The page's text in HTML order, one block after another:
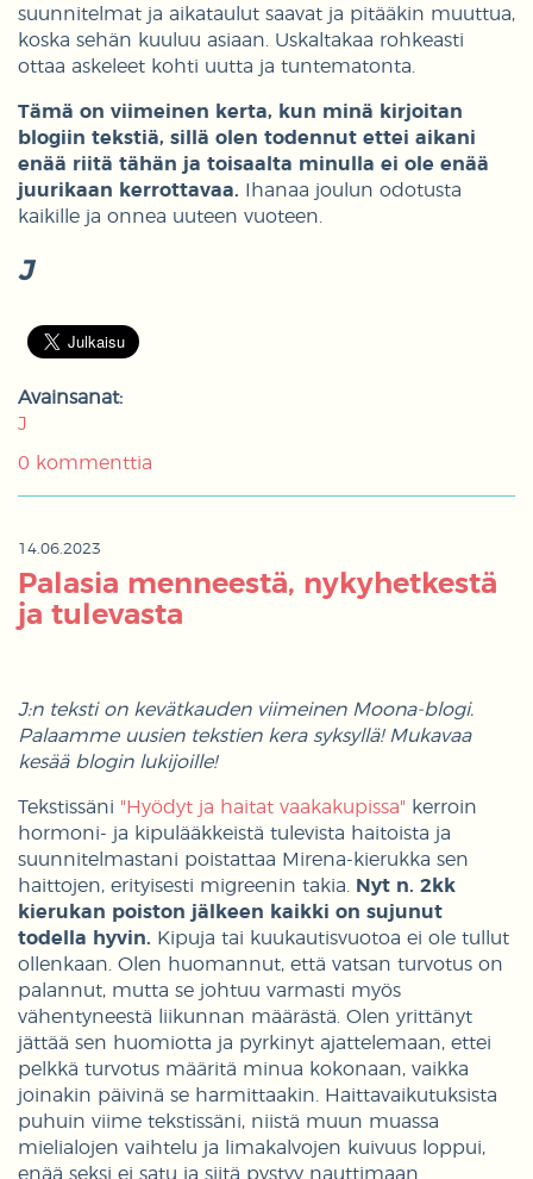
suunnitelmat ja aikataulut saavat ja pitääkin muuttua,
koska sehän kuuluu asiaan. Uskaltakaa rohkeasti
ottaa askeleet kohti uutta ja tuntematonta.
Tämä on viimeinen kerta, kun minä kirjoitan
blogiin tekstiä, sillä olen todennut ettei aikani
enää riitä tähän ja toisaalta minulla ei ole enää
juurikaan kerrottavaa. Ihanaa joulun odotusta
kaikille ja onnea uuteen vuoteen.
J
Avainsanat:
J
0 kommenttia
14.06.2023
Palasia menneestä, nykyhetkestä
ja tulevasta
J:n teksti on kevätkauden viimeinen Moona-blogi.
Palaamme uusien tekstien kera syksyllä! Mukavaa
kesää blogin lukijoille!
Tekstissäni "Hyödyt ja haitat vaakakupissa" kerroin
hormoni- ja kipulääkkeistä tulevista haitoista ja
suunnitelmastani poistattaa Mirena-kierukka sen
haittojen, erityisesti migreenin takia.
Nyt n. 2kk
kierukan poiston jälkeen kaikki on sujunut
todella hyvin. Kipuja tai kuukautisvuotoa ei ole tullut
ollenkaan. Olen huomannut, että vatsan turvotus on
palannut, mutta se johtuu varmasti myös
vähentyneestä liikunnan määrästä. Olen yrittänyt
jättää sen huomiotta ja pyrkinyt ajattelemaan, ettei
pelkkä turvotus määritä minua kokonaan, vaikka
joinakin päivinä se harmittaakin. Haittavaikutuksista
puhuin viime tekstissäni, niistä muun muassa
mielialojen vaihtelu ja limakalvojen kuivuus loppui,
enää seksi ei satu ja siitä pystyy nauttimaan